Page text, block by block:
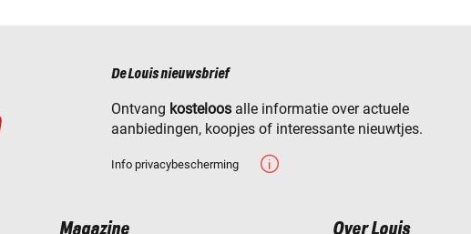
De Louis nieuwsbrief
Ontvang kosteloos alle informatie over actuele
aanbiedingen, koopjes of interessante nieuwtjes.
Info privacybescherming
Magazine Over Louis